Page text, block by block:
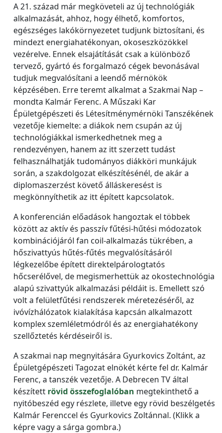
A 21. század már megköveteli az új technológiák
alkalmazását, ahhoz, hogy élhető, komfortos,
egészséges lakókörnyezetet tudjunk biztosítani, és
mindezt energiahatékonyan, okoseszközökkel
vezérelve. Ennek elsajátítását csak a különböző
tervező, gyártó és forgalmazó cégek bevonásával
tudjuk megvalósítani a leendő mérnökök
képzésében. Erre teremt alkalmat a Szakmai Nap –
mondta Kalmár Ferenc. A Műszaki Kar
Épületgépészeti és Létesítménymérnöki Tanszékének
vezetője kiemelte: a diákok nem csupán az új
technológiákkal ismerkedhetnek meg a
rendezvényen, hanem az itt szerzett tudást
felhasználhatják tudományos diákköri munkájuk
során, a szakdolgozat elkészítésénél, de akár a
diplomaszerzést követő álláskeresést is
megkönnyíthetik az itt épített kapcsolatok.
A konferencián előadások hangoztak el többek
között az aktív és passzív fűtési-hűtési módozatok
kombinációjáról fan coil-alkalmazás tükrében, a
hőszivattyús hűtés-fűtés megvalósításáról
légkezelőbe épített direktelpárologtatós
hőcserélővel, de megismerhettük az okostechnológia
alapú szivattyúk alkalmazási példáit is. Emellett szó
volt a felületfűtési rendszerek méretezéséről, az
ivóvízhálózatok kialakítása kapcsán alkalmazott
komplex szemléletmódról és az energiahatékony
szellőztetés kérdéseiről is.
A szakmai nap megnyitására Gyurkovics Zoltánt, az
Épületgépészeti Tagozat elnökét kérte fel dr. Kalmár
Ferenc, a tanszék vezetője. A Debrecen TV által
készített rövid összefoglalóban megtekinthető a
nyitóbeszéd egy részlete, illetve egy rövid beszélgetés
Kalmár Ferenccel és Gyurkovics Zoltánnal. (Klikk a
képre vagy a sárga gombra.)